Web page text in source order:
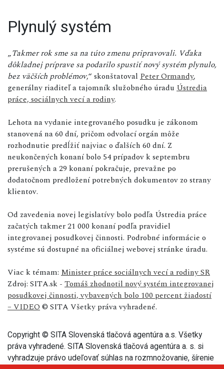
Plynulý systém
„Takmer rok sme sa na túto zmenu pripravovali. Vďaka
dôkladnej príprave sa podarilo spustiť nový systém plynulo,
bez väčších problémov,“ skonštatoval Peter Ormandy,
generálny riaditeľ a tajomník služobného úradu Ústredia
práce, sociálnych vecí a rodiny.
Lehota na vydanie integrovaného posudku je zákonom
stanovená na 60 dní, pričom odvolací orgán môže
rozhodnutie predĺžiť najviac o ďalších 60 dní. Z
neukončených konaní bolo 54 prípadov k septembru
prerušených a 29 konaní pokračuje, prevažne po
dodatočnom predložení potrebných dokumentov zo strany
klientov.
Od zavedenia novej legislatívy bolo podľa Ústredia práce
začatých takmer 21 000 konaní podľa pravidiel
integrovanej posudkovej činnosti. Podrobné informácie o
systéme sú dostupné na oficiálnej webovej stránke úradu.
Viac k témam: Minister práce sociálnych vecí a rodiny SR
Zdroj: SITA.sk - Tomáš zhodnotil nový systém integrovanej
posudkovej činnosti, vybavených bolo 100 percent žiadostí
– VIDEO © SITA Všetky práva vyhradené.
Copyright © SITA Slovenská tlačová agentúra a.s. Všetky
práva vyhradené. SITA Slovenská tlačová agentúra a. s. si
vyhradzuje právo udeľovať súhlas na rozmnožovanie, šírenie